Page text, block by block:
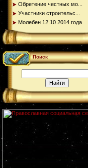
Обретение честных мо...
Участники строительс...
Молебен 12.10 2014 года
Поиск